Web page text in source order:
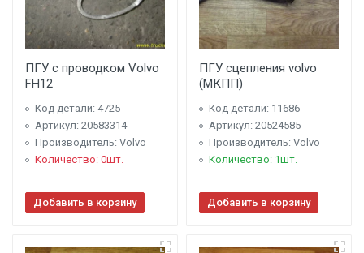
ПГУ с проводком Volvo
FH12
Код детали: 4725
Артикул: 20583314
Производитель: Volvo
Количество: 0шт.
Добавить в корзину
ПГУ сцепления volvo
(МКПП)
Код детали: 11686
Артикул: 20524585
Производитель: Volvo
Количество: 1шт.
Добавить в корзину